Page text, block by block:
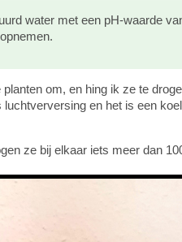
water met een pH-waarde
om, en hing ik ze te
en het is een
ze bij elkaar iets meer dan